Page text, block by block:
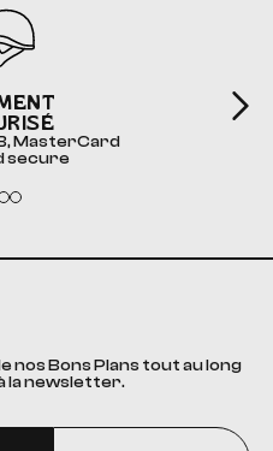
MasterCard
secure
Bons Plans tout au long
la newsletter.